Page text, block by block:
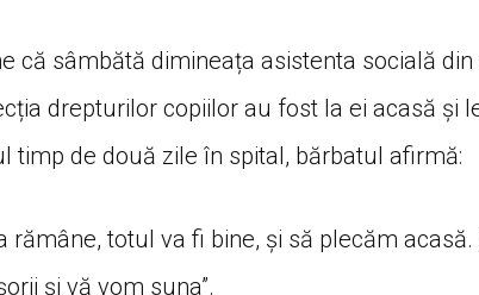
că sâmbătă dimineața asistenta socială
drepturilor copiilor au fost la ei acasă și
timp de două zile în spital, bărbatul afirmă:
rămâne, totul va fi bine, și să plecăm acasă.
și vă vom suna”.